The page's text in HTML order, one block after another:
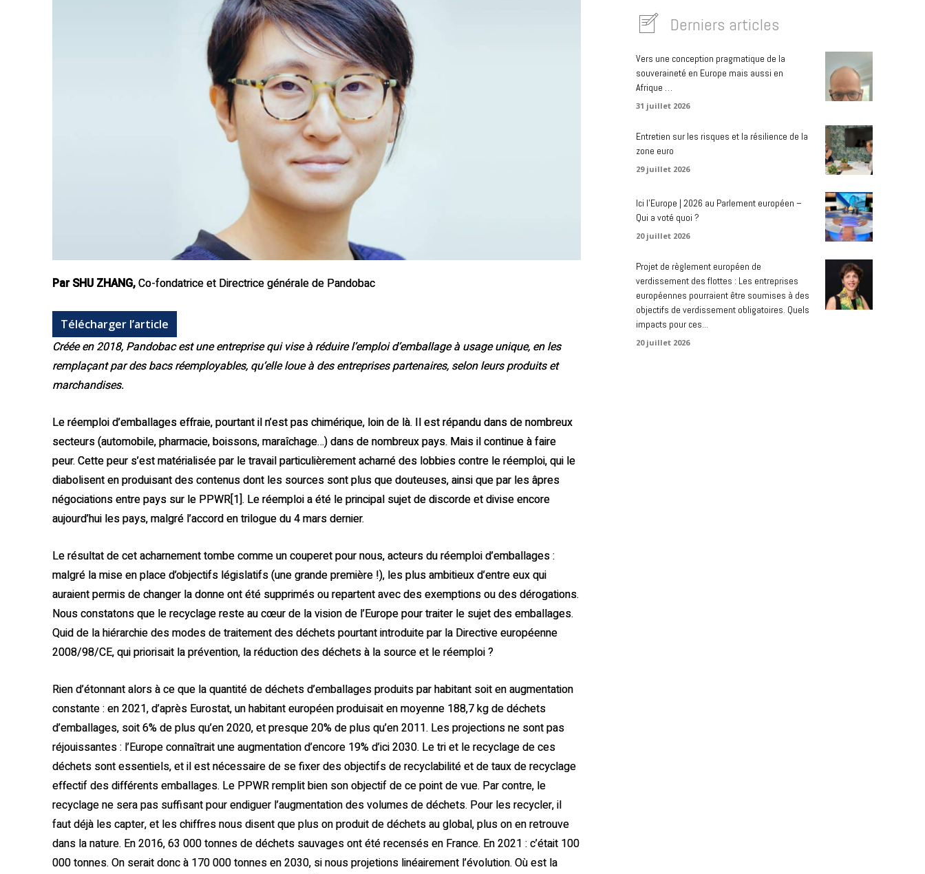
Par SHU ZHANG,Co-fondatrice et Directrice générale de Pandobac
Télécharger l’article
Créée en 2018, Pandobac est une entreprise qui vise à réduire l’emploi d’emballage à usage unique, en les
remplaçant par des bacs réemployables, qu’elle loue à des entreprises partenaires, selon leurs produits et
marchandises.
Le réemploi d’emballages effraie, pourtant il n’est pas chimérique, loin de là. Il est répandu dans de nombreux
secteurs (automobile, pharmacie, boissons, maraîchage…) dans de nombreux pays. Mais il continue à faire
peur. Cette peur s’est matérialisée par le travail particulièrement acharné des lobbies contre le réemploi, qui le
diabolisent en produisant des contenus dont les sources sont plus que douteuses, ainsi que par les âpres
négociations entre pays sur le PPWR[1]. Le réemploi a été le principal sujet de discorde et divise encore
aujourd’hui les pays, malgré l’accord en trilogue du 4 mars dernier.
Le résultat de cet acharnement tombe comme un couperet pour nous, acteurs du réemploi d’emballages :
malgré la mise en place d’objectifs législatifs (une grande première !), les plus ambitieux d’entre eux qui
auraient permis de changer la donne ont été supprimés ou repartent avec des exemptions ou des dérogations.
Nous constatons que le recyclage reste au cœur de la vision de l’Europe pour traiter le sujet des emballages.
Quid de la hiérarchie des modes de traitement des déchets pourtant introduite par la Directive européenne
2008/98/CE, qui priorisait la prévention, la réduction des déchets à la source et le réemploi ?
Rien d’étonnant alors à ce que la quantité de déchets d’emballages produits par habitant soit en augmentation
constante : en 2021, d’après Eurostat, un habitant européen produisait en moyenne 188,7 kg de déchets
d’emballages, soit 6% de plus qu’en 2020, et presque 20% de plus qu’en 2011. Les projections ne sont pas
réjouissantes : l’Europe connaîtrait une augmentation d’encore 19% d’ici 2030. Le tri et le recyclage de ces
déchets sont essentiels, et il est nécessaire de se fixer des objectifs de recyclabilité et de taux de recyclage
effectif des différents emballages. Le PPWR remplit bien son objectif de ce point de vue. Par contre, le
recyclage ne sera pas suffisant pour endiguer l’augmentation des volumes de déchets. Pour les recycler, il
faut déjà les capter, et les chiffres nous disent que plus on produit de déchets au global, plus on en retrouve
dans la nature. En 2016, 63 000 tonnes de déchets sauvages ont été recensés en France. En 2021 : c’était 100
000 tonnes. On serait donc à 170 000 tonnes en 2030, si nous projetions linéairement l’évolution. Où est la
Derniers articles
Vers une conception pragmatique de la
souveraineté en Europe mais aussi en
Afrique …
31 juillet 2026
Entretien sur les risques et la résilience de la
zone euro
29 juillet 2026
Ici l’Europe | 2026 au Parlement européen –
Qui a voté quoi ?
20 juillet 2026
Projet de règlement européen de
verdissement des flottes : Les entreprises
européennes pourraient être soumises à des
objectifs de verdissement obligatoires. Quels
impacts pour ces...
20 juillet 2026